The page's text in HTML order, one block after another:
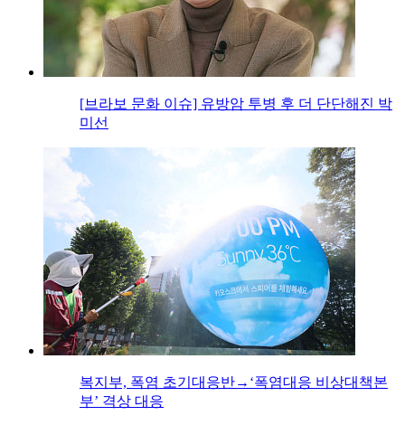
[브라보 문화 이슈] 유방암 투병 후 더 단단해진 박
미선
복지부, 폭염 초기대응반→‘폭염대응 비상대책본
부’ 격상 대응